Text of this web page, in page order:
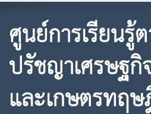
ศูนย์การเรียนรู้
ปรัชญาเศรษฐกิ
และเกษตรทฤษ